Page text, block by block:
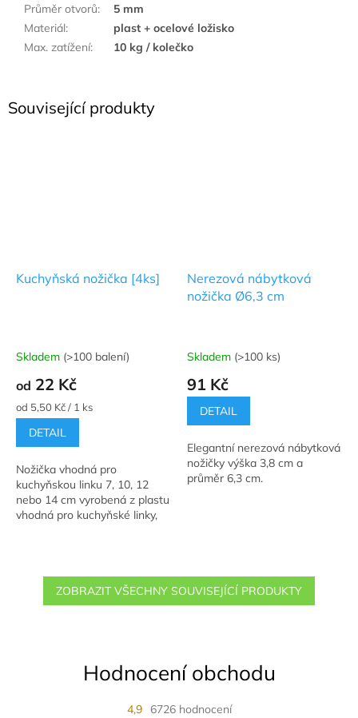
Související produkty
Kuchyňská nožička [4ks]
Průměrné
produktu
je
4,7
5
hvězdiček.
Skladem (>100 balení)
od 22 Kč
Měrná
cena:
od 5,50 Kč / 1 ks
DETAIL
Nožička vhodná pro
kuchyňskou linku 7, 10, 12
nebo 14 cm vyrobená z plastu
vhodná pro kuchyňské linky,
Nerezová nábytková
nožička Ø6,3 cm
Průměrné
hodnocení
produktu
5,0
5
hvězdiček.
Skladem (>100 ks)
91 Kč
DETAIL
Elegantní nerezová nábytková
nožičky výška 3,8 cm a
průměr 6,3 cm.
ZOBRAZIT VŠECHNY SOUVISEJÍCÍ PRODUKTY
Průměr otvorů:
5 mm
Materiál:
plast + ocelové ložisko
Max. zatížení: 10 kg / kolečko
Hodnocení obchodu
4,9 6726 hodnocení